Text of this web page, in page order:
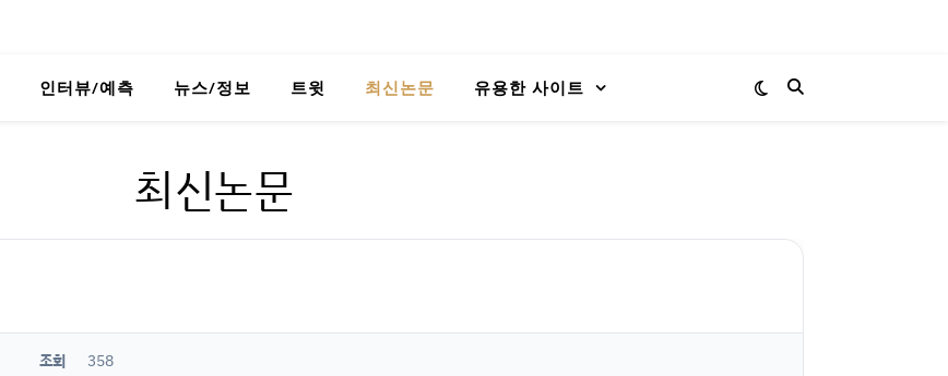
인터뷰/예측 뉴스/정보 트윗 최신논문 유용한 사이트
최신논문
조회 358